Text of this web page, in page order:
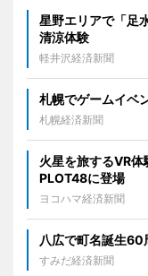
星野エリアで「足
清涼体験
軽井沢経済新聞
札幌でゲームイベ
札幌経済新聞
火星を旅するVR
PLOT48に登場
ヨコハマ経済新聞
八広で町名誕生
すみだ経済新聞